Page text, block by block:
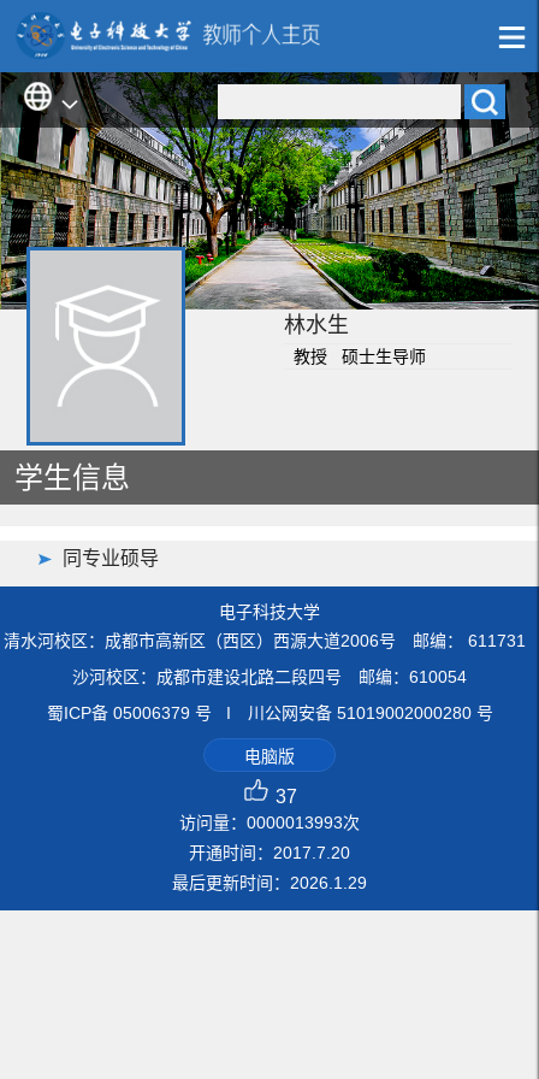
林水生
教授 硕士生导师
学生信息
同专业硕导
电子科技大学
清水河校区：成都市高新区（西区）西源大道2006号 邮编： 611731
沙河校区：成都市建设北路二段四号 邮编：610054
蜀ICP备 05006379 号 I 川公网安备 51019002000280 号
电脑版
37
访问量： 0000013993次
开通时间： 2017 7 20
最后更新时间： 2026 1 29